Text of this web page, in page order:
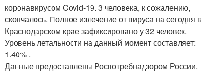
коронавирусом Covid-19. 3 человека, к сожалению,
скончалось. Полное излечение от вируса на сегодня в
Краснодарском крае зафиксировано у 32 человек.
Уровень летальности на данный момент составляет:
1.40% .
Данные предоставлены Роспотребнадзором России.